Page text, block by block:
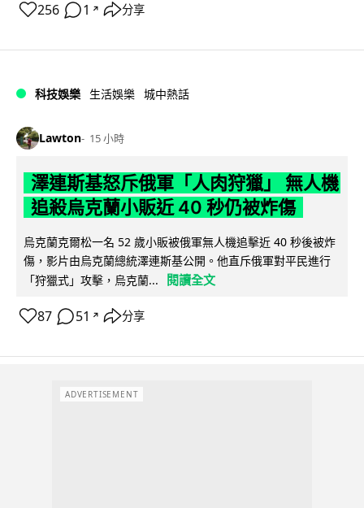
256 1 ↗ 分享
科技娛樂 生活娛樂 城中熱話
Lawton 15 小時
澤連斯基怒斥俄軍「人肉狩獵」 無人機
追殺烏克蘭小販近 40 秒仍被炸傷
烏克蘭克爾松一名 52 歲小販被俄軍無人機追擊近 40 秒後被炸
傷，影片由烏克蘭總統澤連斯基公開。他直斥俄軍對平民進行
「狩獵式」攻擊，烏克蘭...
閱讀全文
87 51 ↗ 分享
ADVERTISEMENT